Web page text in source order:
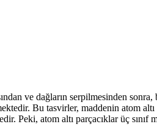
ve dağların serpilmesinden
Bu tasvirler, maddenin atom
Peki, atom altı parçacıklar üç sınıf